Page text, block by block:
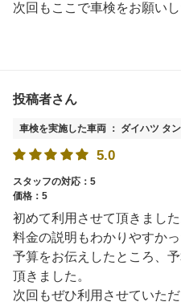
次回もここで車検をお願いし
投稿者さん
車検を実施した車両 ： ダイハツ タ
5.0
スタッフの対応：5
価格：5
初めて利用させて頂きました
料金の説明もわかりやすかっ
予算をお伝えしたところ、
頂きました。
次回もぜひ利用させていただ